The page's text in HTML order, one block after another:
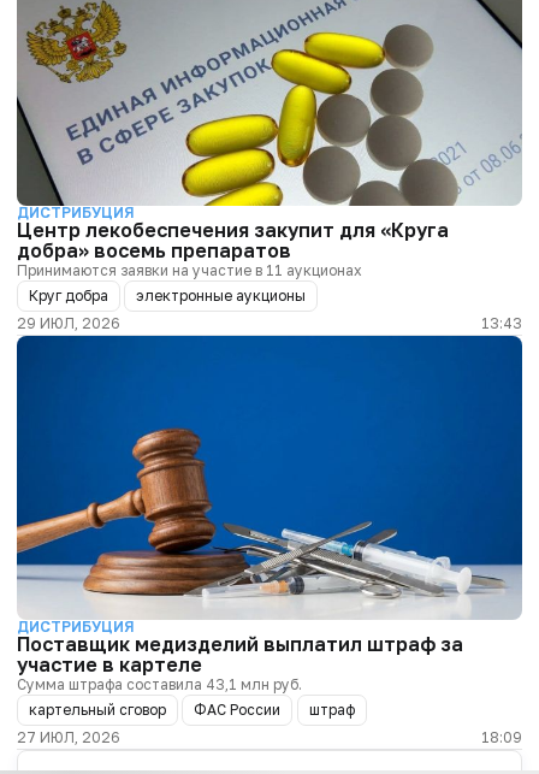
ДИСТРИБУЦИЯ
Центр лекобеспечения закупит для «Круга
добра» восемь препаратов
Принимаются заявки на участие в 11 аукционах
Круг добра
электронные аукционы
29 ИЮЛ, 2026
13:43
ДИСТРИБУЦИЯ
Поставщик медизделий выплатил штраф за
участие в картеле
Сумма штрафа составила 43,1 млн руб.
картельный сговор
ФАС России
штраф
27 ИЮЛ, 2026
18:09